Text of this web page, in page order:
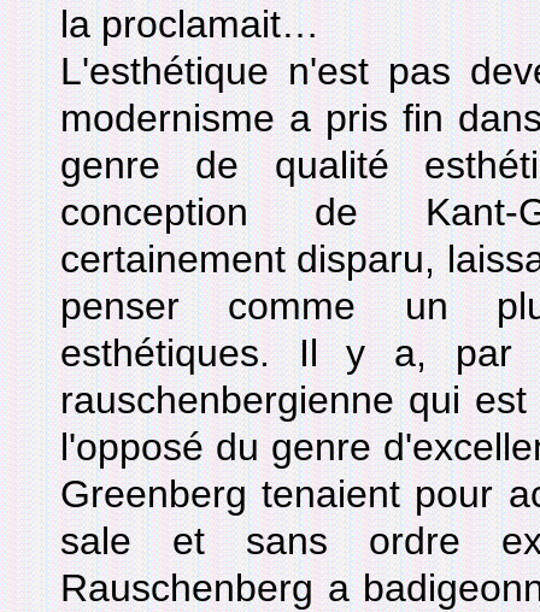
la proclamait…
L'esthétique n'est pas
modernisme a pris fin
genre de qualité
conception de Kant-
certainement disparu,
penser comme un
esthétiques. Il y a, par
rauschenbergienne qui
l'opposé du genre
Greenberg tenaient pour
sale et sans ordre
Rauschenberg a